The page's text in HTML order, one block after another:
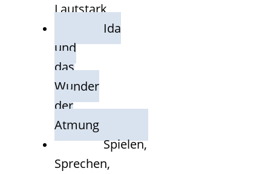
Lautstark
Ida
und
das
Wunder
der
Atmung
Spielen,
Sprechen,